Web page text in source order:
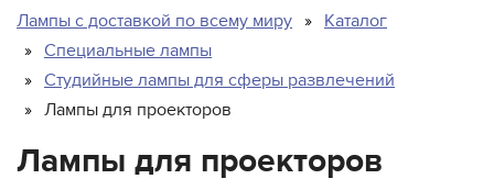
Лампы с доставкой по всему миру
Каталог
Специальные лампы
Студийные лампы для сферы развлечений
Лампы для проекторов
Лампы для проекторов
Для освещения бассейна
Для подсветки пищевой продукции
Для теплиц
Для типографий и фотолабораторий
Лампы среднего и низкого напряжения в сборе